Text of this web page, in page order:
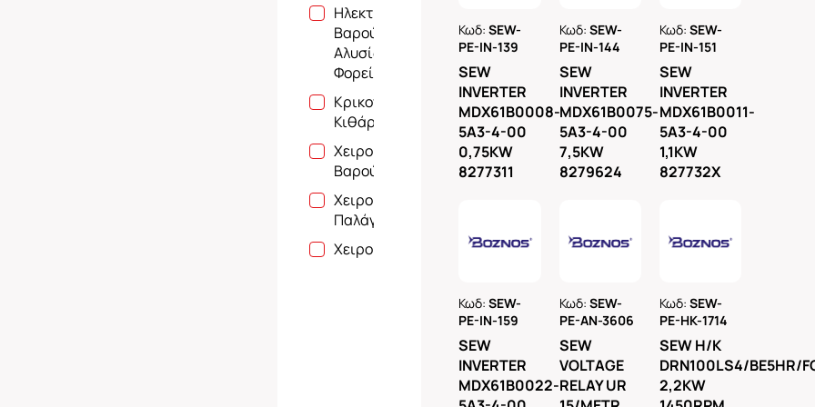
Ηλεκτρικά
Βαρούλκα
Αλυσίδας και
Φορεία
Κρικοπάλαγκα και
Κιθάρες
Χειροκίνητα
Βαρούλκα
Χειροκίνητα
Παλάγκα Αλυσίδας
Χειροκίνητα
Ρωτήστε
μας
Κωδ:SEW-
PE-IN-139
SEW
INVERTER
MDX61B0008-
5A3-4-00
0,75KW
8277311
Ρωτήστε
μας
Κωδ: SEW-
PE-IN-144
SEW
INVERTER
MDX61B0075-
5A3-4-00
7,5KW
8279624
Ρωτήστε
μας
Κωδ:SEW-
PE-IN-151
SEW
INVERTER
MDX61B0011-
5A3-4-00
1,1KW
827732X
Ρωτήστε
μας
Κωδ:SEW-
PE-IN-159
SEW
INVERTER
MDX61B0022-
Ρωτήστε
μας
Κωδ: SEW-
PE-AN-3606
SEW
VOLTAGE
RELAY UR
Ρωτήστε
μας
Κωδ:SEW-
PE-HK-1714
SEW H/K
DRN100LS4/BE5HR/
2,2KW